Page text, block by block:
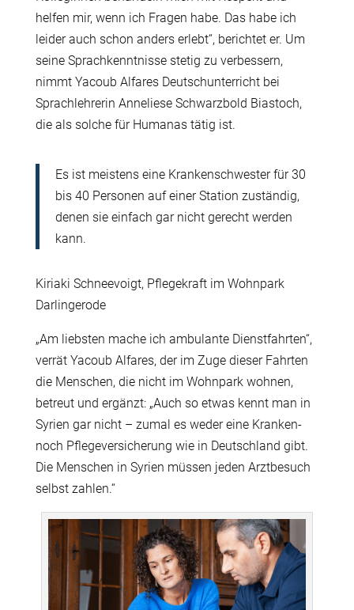
helfen mir, wenn ich Fragen habe. Das habe ich
leider auch schon anders erlebt“, berichtet er. Um
seine Sprachkenntnisse stetig zu verbessern,
nimmt Yacoub Alfares Deutschunterricht bei
Sprachlehrerin Anneliese Schwarzbold Biastoch,
die als solche für Humanas tätig ist.
Es ist meistens eine Krankenschwester für 30
bis 40 Personen auf einer Station zuständig,
denen sie einfach gar nicht gerecht werden
kann.
Kiriaki Schneevoigt, Pflegekraft im Wohnpark
Darlingerode
„Am liebsten mache ich ambulante Dienstfahrten“,
verrät Yacoub Alfares, der im Zuge dieser Fahrten
die Menschen, die nicht im Wohnpark wohnen,
betreut und ergänzt: „Auch so etwas kennt man in
Syrien gar nicht – zumal es weder eine Kranken-
noch Pflegeversicherung wie in Deutschland gibt.
Die Menschen in Syrien müssen jeden Arztbesuch
selbst zahlen.“